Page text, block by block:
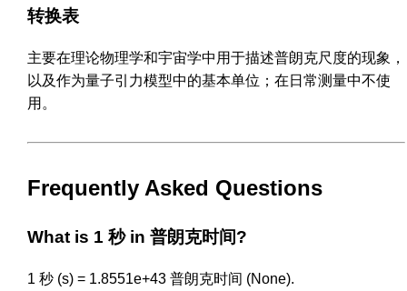
转换表
主要在理论物理学和宇宙学中用于描述普朗克尺度的现象，
以及作为量子引力模型中的基本单位；在日常测量中不使
用。
Frequently Asked Questions
What is 1 秒 in 普朗克时间?
1 秒 (s) = 1.8551e+43 普朗克时间 (None).